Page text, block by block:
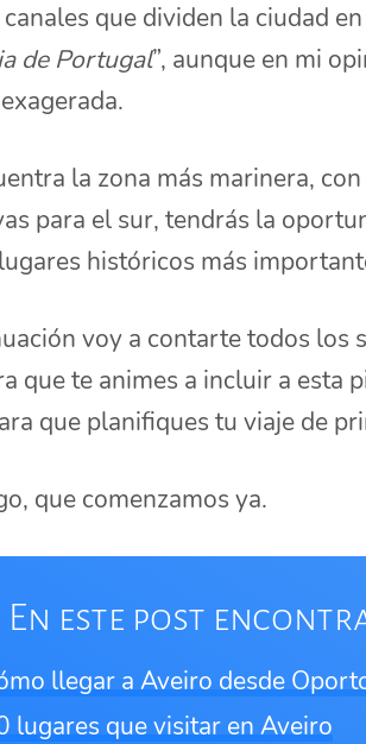
que dividen la ciudad
de Portugal”, aunque en mi
la zona más marinera,
para el sur, tendrás la
históricos más
voy a contarte todos los
que te animes a incluir a esta
que planifiques tu viaje de
que comenzamos ya.
En este post
llegar a Aveiro desde
lugares que visitar en Aveiro